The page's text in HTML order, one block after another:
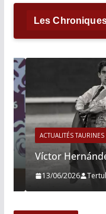
Les
ACTUALITÉS TAURINES
Víctor Hernández
13/06/2026 Tertulias